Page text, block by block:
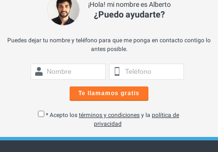
¡Hola! mi nombre es Alberto
¿Puedo ayudarte?
Puedes dejar tu nombre y teléfono para que me ponga en contacto contigo lo
antes posible.
Te llamamos gratis
* Acepto los términos y condiciones y la política de
privacidad